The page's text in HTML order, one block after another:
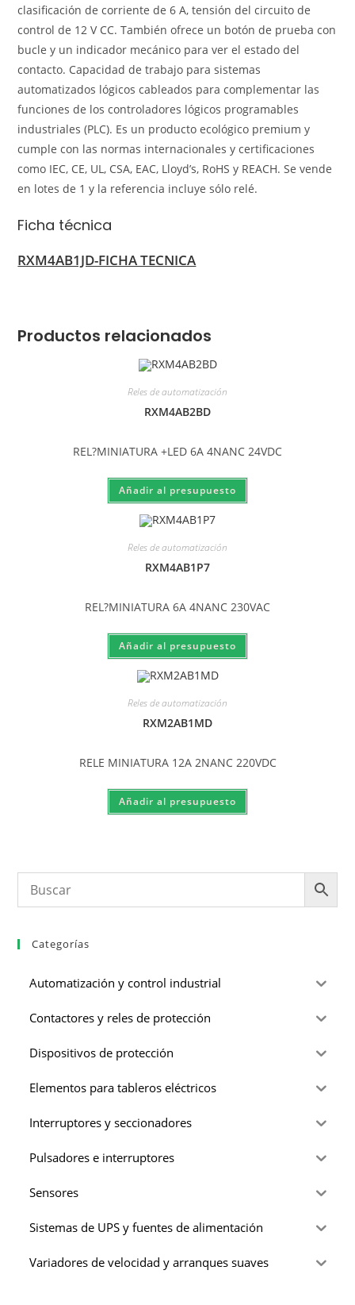
clasificación de corriente de 6 A, tensión del circuito de
control de 12 V CC. También ofrece un botón de prueba con
bucle y un indicador mecánico para ver el estado del
contacto. Capacidad de trabajo para sistemas
automatizados lógicos cableados para complementar las
funciones de los controladores lógicos programables
industriales (PLC). Es un producto ecológico premium y
cumple con las normas internacionales y certificaciones
como IEC, CE, UL, CSA, EAC, Lloyd’s, RoHS y REACH. Se vende
en lotes de 1 y la referencia incluye sólo relé.
Ficha técnica
RXM4AB1JD-FICHA TECNICA
Productos relacionados
Reles de automatización
RXM4AB2BD
REL?MINIATURA +LED 6A 4NANC 24VDC
Reles de automatización
RXM4AB1P7
REL?MINIATURA 6A 4NANC 230VAC
Reles de automatización
RXM2AB1MD
RELE MINIATURA 12A 2NANC 220VDC
Categorías
Automatización y control industrial
Contactores y reles de protección
Dispositivos de protección
Elementos para tableros eléctricos
Interruptores y seccionadores
Pulsadores e interruptores
Sensores
Sistemas de UPS y fuentes de alimentación
Variadores de velocidad y arranques suaves